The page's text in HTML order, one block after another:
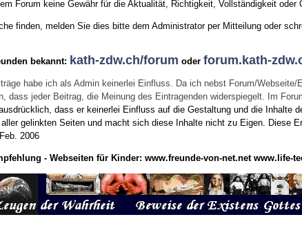
Forum keine Gewähr für die Aktualität, Richtigkeit, Vollständigkeit
finden, melden Sie dies bitte dem Administrator per Mitteilung oder
bekannt: kath-zdw.ch/forum oderforum.kath-
habe ich als Admin keinerlei Einfluss. Da ich nebst Forum/
jeder Beitrag, die Meinung des Eintragenden widerspiegelt. Im
dass er keinerlei Einfluss auf die Gestaltung und die Inhalte
gelinkten Seiten und macht sich diese Inhalte nicht zu Eigen. Diese
Feb. 2006
- Webseiten für Kinder: www.freunde-von-net.net www.life-